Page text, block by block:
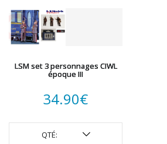
LSM set 3 personnages CIWL
époque III
34.90€
QTÉ: